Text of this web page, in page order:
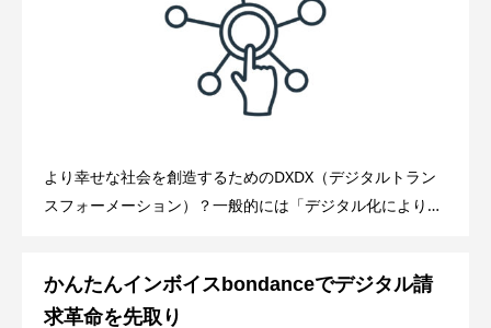
より幸せな社会を創造するためのDXDX（デジタルトラン
スフォーメーション）？一般的には「デジタル化により社
かんたんインボイスbondanceでデジタル請
求革命を先取り